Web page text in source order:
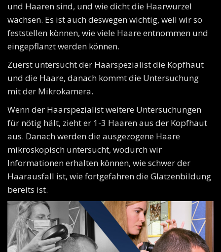
und Haaren sind, und wie dicht die Haarwurzel
wachsen. Es ist auch deswegen wichtig, weil wir so
feststellen können, wie viele Haare entnommen und
eingepflanzt werden können.
Zuerst untersucht der Haarspezialist die Kopfhaut
und die Haare, danach kommt die Untersuchung
mit der Mikrokamera.
Wenn der Haarspezialist weitere Untersuchungen
für nötig hält, zieht er 1-3 Haaren aus der Kopfhaut
aus. Danach werden die ausgezogene Haare
mikroskopisch untersucht, wodurch wir
Informationen erhalten können, wie schwer der
Haarausfall ist, wie fortgefahren die Glatzenbildung
bereits ist.